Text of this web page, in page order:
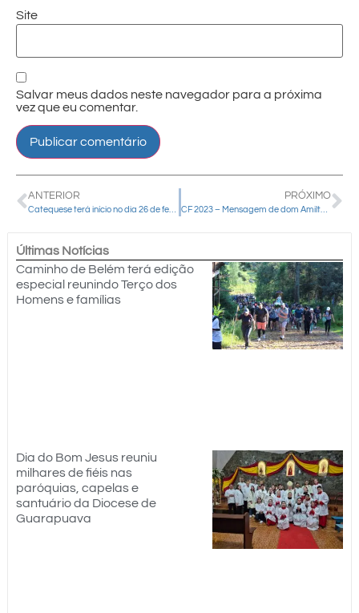
Site
Salvar meus dados neste navegador para a próxima
vez que eu comentar.
ANTERIOR PRÓXIMO
CF 2023 – Mensagem de dom Amilton Manoel da Silva, CP
Últimas Notícias
Caminho de Belém terá edição
especial reunindo Terço dos
Homens e famílias
Dia do Bom Jesus reuniu
milhares de fiéis nas
paróquias, capelas e
santuário da Diocese de
Guarapuava